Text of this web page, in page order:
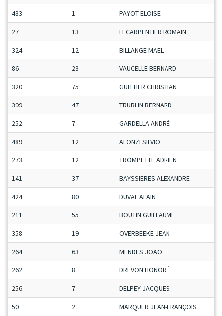
433 1 PAYOT ELOISE
27 13 LECARPENTIER ROMAIN
324 12 BILLANGE MAEL
86 23 VAUCELLE BERNARD
320 75 GUITTIER CHRISTIAN
399 47 TRUBLIN BERNARD
252 7 GARDELLA ANDRÉ
489 12 ALONZI SILVIO
273 12 TROMPETTE ADRIEN
141 37 BAYSSIERES ALEXANDRE
424 80 DUVAL ALAIN
211 55 BOUTIN GUILLAUME
358 19 OVERBEEKE JEAN
264 63 MENDES JOAO
262 8 DREVON HONORÉ
256 7 DELPEY JACQUES
50 2 MARQUER JEAN-FRANÇOIS